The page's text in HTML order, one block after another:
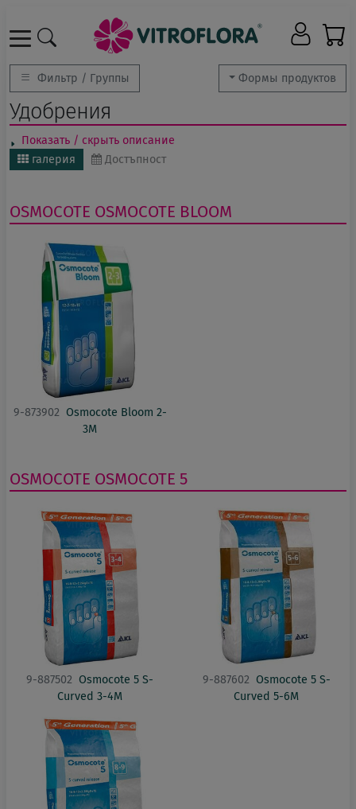
Формы продуктов
Фильтр / Группы
Удобрения
Показать / скрыть описание
галерия
Достъпност
OSMOCOTE OSMOCOTE BLOOM
9-873902 Osmocote Bloom 2-
3M
OSMOCOTE OSMOCOTE 5
9-887502 Osmocote 5 S-
Curved 3-4M
9-887602 Osmocote 5 S-
Curved 5-6M